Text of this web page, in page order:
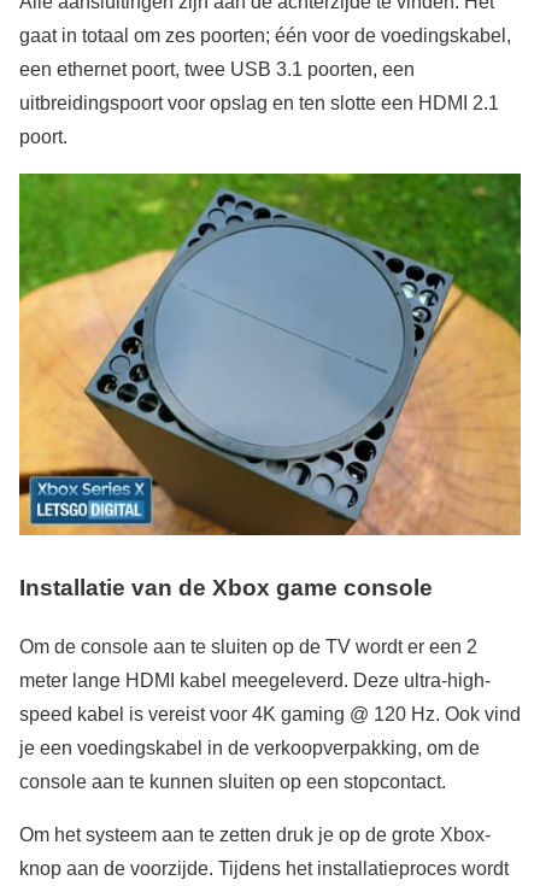
gaat in totaal om zes poorten; één voor de voedingskabel,
een ethernet poort, twee USB 3.1 poorten, een
uitbreidingspoort voor opslag en ten slotte een HDMI 2.1
poort.
Installatie van de Xbox game console
Om de console aan te sluiten op de TV wordt er een 2
meter lange HDMI kabel meegeleverd. Deze ultra-high-
speed kabel is vereist voor 4K gaming @ 120 Hz. Ook vind
je een voedingskabel in de verkoopverpakking, om de
console aan te kunnen sluiten op een stopcontact.
Om het systeem aan te zetten druk je op de grote Xbox-
knop aan de voorzijde. Tijdens het installatieproces wordt